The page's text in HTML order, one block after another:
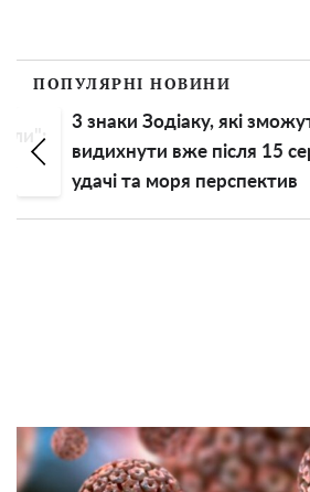
ПОПУЛЯРНІ НОВИНИ
3 знаки Зодіаку, які
видихнути вже після 15
удачі та моря перспектив